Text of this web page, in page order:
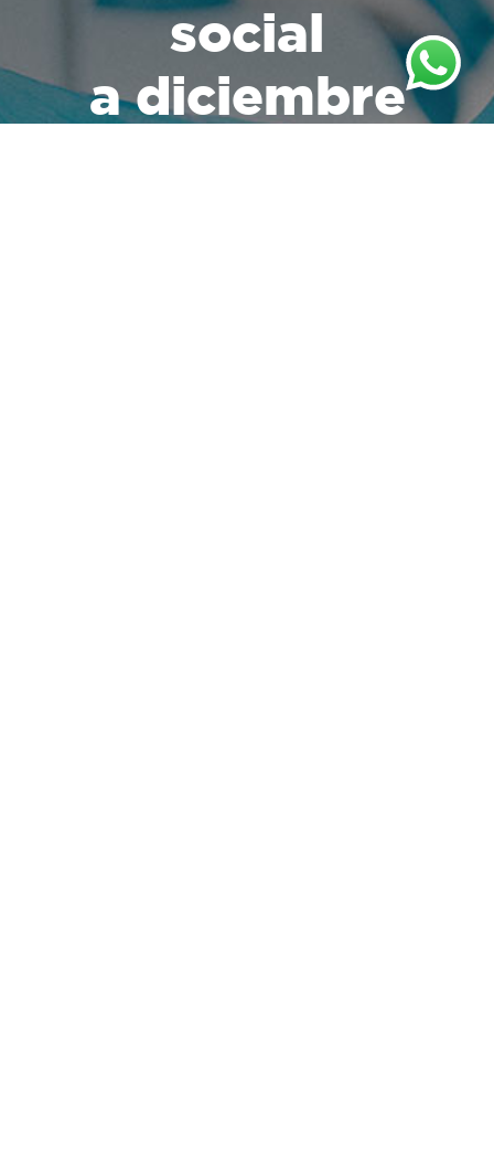
social
a diciembre